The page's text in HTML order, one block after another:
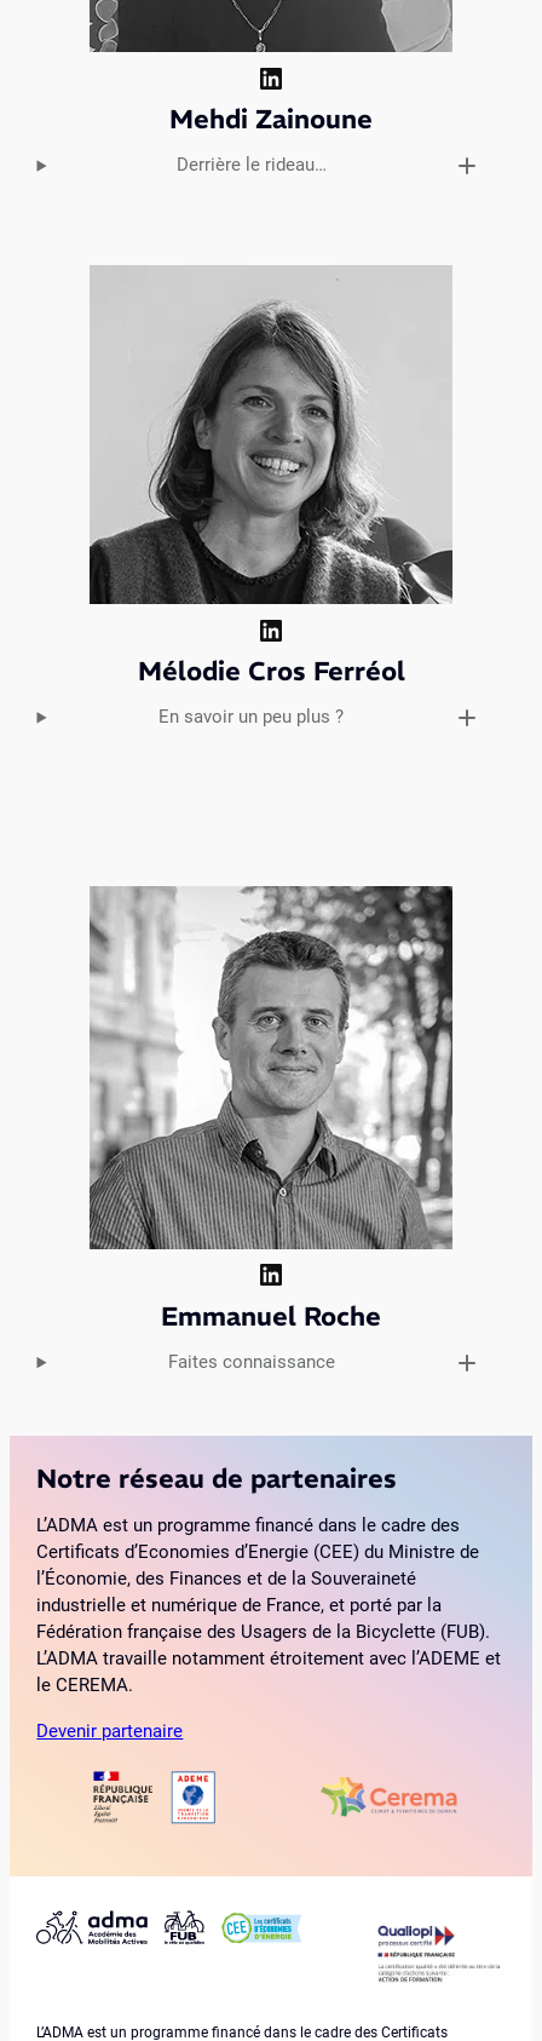
LinkedIn
Mehdi Zainoune
Derrière le rideau…
LinkedIn
Mélodie Cros Ferréol
En savoir un peu plus ?
LinkedIn
Emmanuel Roche
Faites connaissance
Notre réseau de partenaires
L’ADMA est un programme financé dans le cadre des
Certificats d’Economies d’Energie (CEE) du Ministre de
l’Économie, des Finances et de la Souveraineté
industrielle et numérique de France, et porté par la
Fédération française des Usagers de la Bicyclette (FUB).
L’ADMA travaille notamment étroitement avec l’ADEME et
le CEREMA.
Devenir partenaire
L’ADMA est un programme financé dans le cadre des Certificats